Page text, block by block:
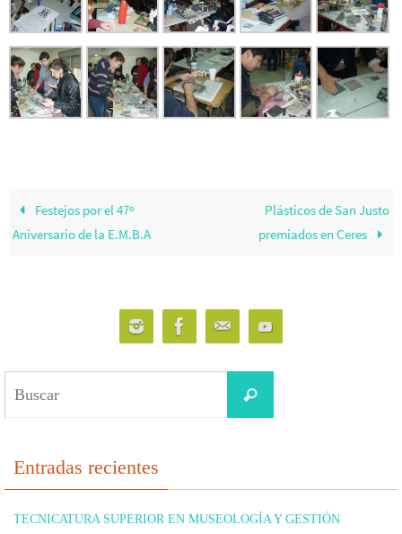
Festejos por el 47º
Aniversario de la E.M.B.A
Plásticos de San Justo
premiados en Ceres
Buscar
Entradas recientes
TECNICATURA SUPERIOR EN MUSEOLOGÍA Y GESTIÓN